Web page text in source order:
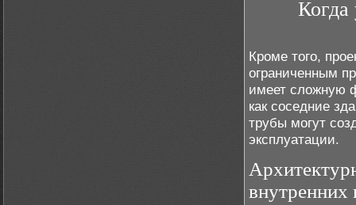
Когда
Кроме того,
ограниченным
имеет сложную
как соседние
трубы могут
эксплуатации.
внутренних